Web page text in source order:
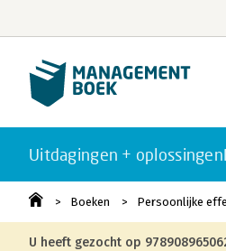
Uitdagingen + oplossingen
Boeken Persoonlijke
U heeft gezocht op